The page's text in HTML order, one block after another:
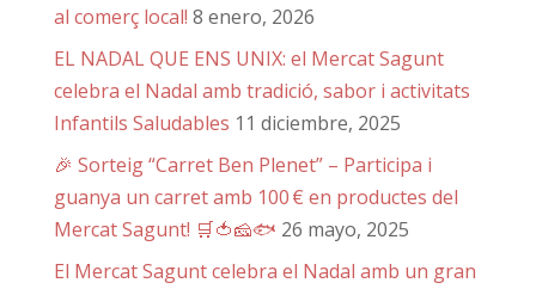
al comerç local! 8 enero, 2026
EL NADAL QUE ENS UNIX: el Mercat Sagunt
celebra el Nadal amb tradició, sabor i activitats
Infantils Saludables 11 diciembre, 2025
🎉 Sorteig “Carret Ben Plenet” – Participa i
guanya un carret amb 100 € en productes del
Mercat Sagunt! 🛒🍅🧀🐟 26 mayo, 2025
El Mercat Sagunt celebra el Nadal amb un gran